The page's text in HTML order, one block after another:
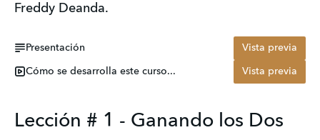
Freddy Deanda.
Presentación Vista previa
Cómo se desarrolla este curso... Vista previa
Lección # 1 - Ganando los Dos